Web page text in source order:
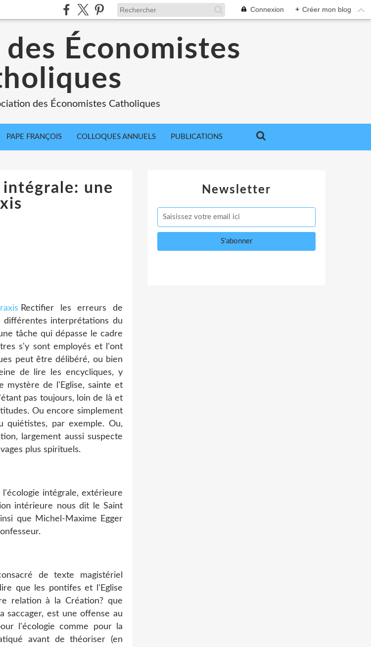
Connexion + Créer mon blog
Économistes
des Économistes Catholiques
PAPE FRANÇOIS COLLOQUES ANNUELS PUBLICATIONS
une
Rectifier les erreurs de
interprétations du
tâche qui dépasse le cadre
s'y sont employés et l'ont
peut être délibéré, ou bien
de lire les encycliques, y
mystère de l'Eglise, sainte et
pas toujours, loin de là et
Ou encore simplement
quiétistes, par exemple. Ou,
largement aussi suspecte
plus spirituels.
intégrale, extérieure
intérieure nous dit le Saint
que Michel-Maxime Egger
de texte magistériel
que les pontifes et l'Eglise
relation à la Création? que
saccager, est une offense au
l'écologie comme pour la
avant de théoriser (en
Newsletter